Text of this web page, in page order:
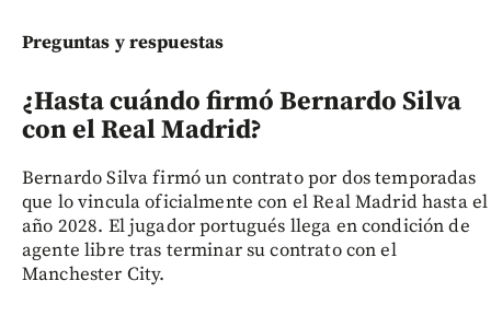
Preguntas y respuestas
¿Hasta cuándo firmó Bernardo Silva
con el Real Madrid?
Bernardo Silva firmó un contrato por dos temporadas
que lo vincula oficialmente con el Real Madrid hasta el
año 2028. El jugador portugués llega en condición de
agente libre tras terminar su contrato con el
Manchester City.